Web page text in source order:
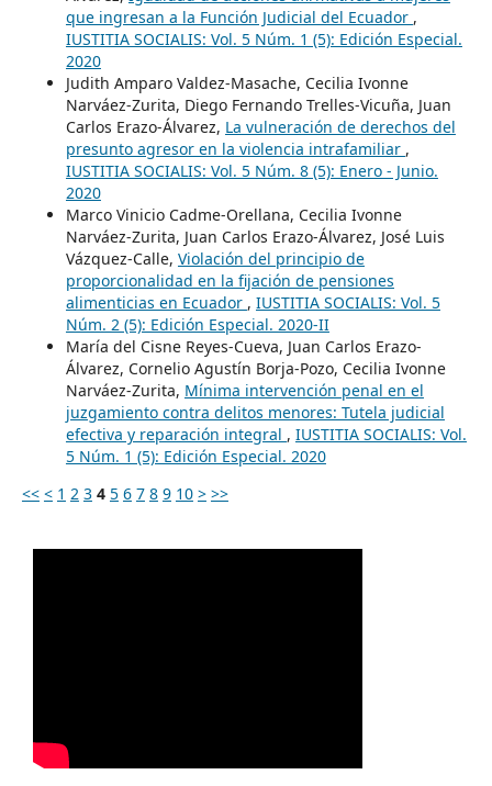
que ingresan a la Función Judicial del Ecuador ,
IUSTITIA SOCIALIS: Vol. 5 Núm. 1 (5): Edición Especial.
2020
Judith Amparo Valdez-Masache, Cecilia Ivonne
Narváez-Zurita, Diego Fernando Trelles-Vicuña, Juan
Carlos Erazo-Álvarez, La vulneración de derechos del
presunto agresor en la violencia intrafamiliar ,
IUSTITIA SOCIALIS: Vol. 5 Núm. 8 (5): Enero - Junio.
2020
Marco Vinicio Cadme-Orellana, Cecilia Ivonne
Narváez-Zurita, Juan Carlos Erazo-Álvarez, José Luis
Vázquez-Calle, Violación del principio de
proporcionalidad en la fijación de pensiones
alimenticias en Ecuador , IUSTITIA SOCIALIS: Vol. 5
Núm. 2 (5): Edición Especial. 2020-II
María del Cisne Reyes-Cueva, Juan Carlos Erazo-
Álvarez, Cornelio Agustín Borja-Pozo, Cecilia Ivonne
Narváez-Zurita, Mínima intervención penal en el
juzgamiento contra delitos menores: Tutela judicial
efectiva y reparación integral , IUSTITIA SOCIALIS: Vol.
5 Núm. 1 (5): Edición Especial. 2020
<< < 1 2 3 4 5 6 7 8 9 10 > >>